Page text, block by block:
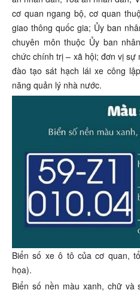
cơ quan ngang bộ, cơ quan
giao thông quốc gia; Ủy ban
chuyên môn thuộc Ủy ban
chức chính trị – xã hội; đơn vị sự
đào tạo sát hạch lái xe công
năng quản lý nhà nước.
Biển số xe ô tô của cơ quan,
họa).
Biển số nền màu xanh, chữ và